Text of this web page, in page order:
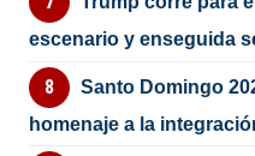
escenario y enseguida
Santo Domingo
homenaje a la